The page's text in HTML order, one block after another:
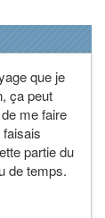
que je
ça peut
me faire
partie du
de temps.